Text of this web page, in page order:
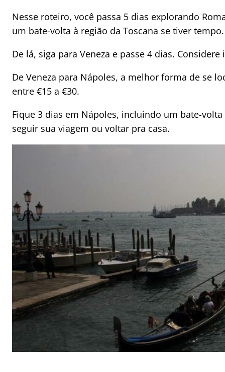
Nesse roteiro, você passa 5 dias explorando
um bate-volta à região da Toscana se tiver tempo.
De lá, siga para Veneza e passe 4 dias.
De Veneza para Nápoles, a melhor forma de se
entre €15 a €30.
Fique 3 dias em Nápoles, incluindo um bate-
seguir sua viagem ou voltar pra casa.